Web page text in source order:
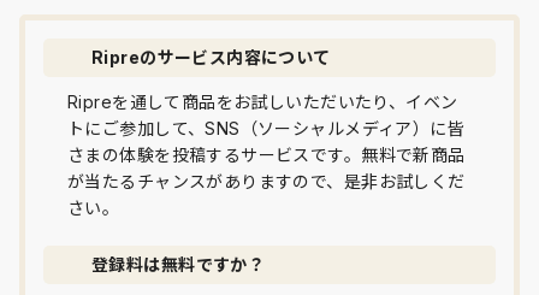
Ripreのサービス内容について
Ripreを通して商品をお試しいただいたり、イベン
トにご参加して、SNS（ソーシャルメディア）に皆
さまの体験を投稿するサービスです。無料で新商品
が当たるチャンスがありますので、是非お試しくだ
さい。
登録料は無料ですか？